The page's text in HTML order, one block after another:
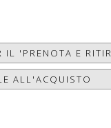
IL 'PRENOTA E
ALL'ACQUISTO